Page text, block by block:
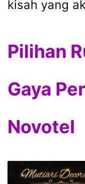
kisah yang
Pilihan
Gaya
Novotel